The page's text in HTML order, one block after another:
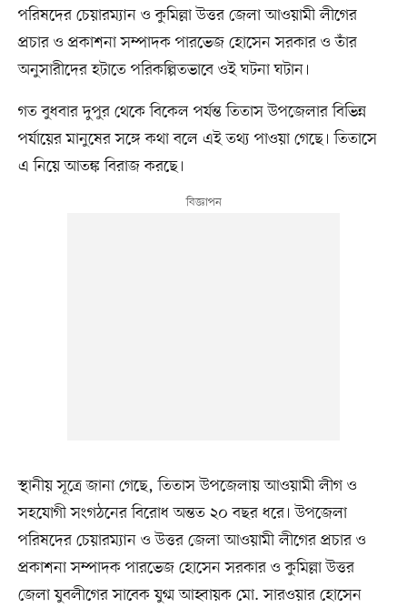
পরিষদের চেয়ারম্যান ও কুমিল্লা উত্তর জেলা আওয়ামী লীগের
প্রচার ও প্রকাশনা সম্পাদক পারভেজ হোসেন সরকার ও তাঁর
অনুসারীদের হটাতে পরিকল্পিতভাবে ওই ঘটনা ঘটান।
গত বুধবার দুপুর থেকে বিকেল পর্যন্ত তিতাস উপজেলার বিভিন্ন
পর্যায়ের মানুষের সঙ্গে কথা বলে এই তথ্য পাওয়া গেছে। তিতাসে
এ নিয়ে আতঙ্ক বিরাজ করছে।
স্থানীয় সূত্রে জানা গেছে, তিতাস উপজেলায় আওয়ামী লীগ ও
সহযোগী সংগঠনের বিরোধ অন্তত ২০ বছর ধরে। উপজেলা
পরিষদের চেয়ারম্যান ও উত্তর জেলা আওয়ামী লীগের প্রচার ও
প্রকাশনা সম্পাদক পারভেজ হোসেন সরকার ও কুমিল্লা উত্তর
জেলা যুবলীগের সাবেক যুগ্ম আহ্বায়ক মো. সারওয়ার হোসেন